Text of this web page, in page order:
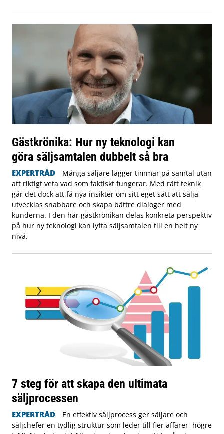
Gästkrönika: Hur ny teknologi kan
göra säljsamtalen dubbelt så bra
EXPERTRÅD
Många säljare lägger timmar på samtal utan
att riktigt veta vad som faktiskt fungerar. Med rätt teknik
går det dock att få nya insikter om sitt eget sätt att sälja,
utvecklas snabbare och skapa bättre dialoger med
kunderna. I den här gästkrönikan delas konkreta perspektiv
på hur ny teknologi kan lyfta säljsamtalen till en helt ny
nivå.
7 steg för att skapa den ultimata
säljprocessen
EXPERTRÅD
En effektiv säljprocess ger säljare och
säljchefer en tydlig struktur som leder till fler affärer, högre